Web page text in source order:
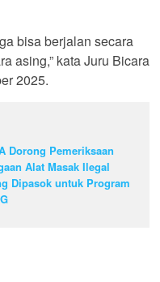
bisa berjalan secara
asing,” kata Juru Bicara
2025.
Dorong Pemeriksaan
Alat Masak Ilegal
Dipasok untuk Program